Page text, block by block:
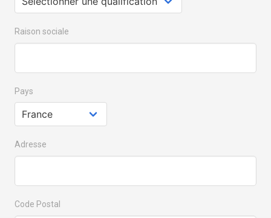
Raison sociale
Pays
Adresse
Code Postal